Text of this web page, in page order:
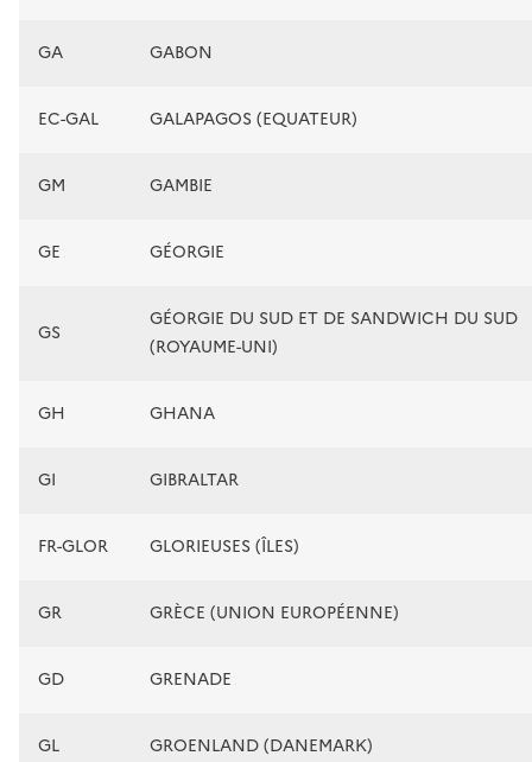
GA GABON
EC-GAL GALAPAGOS (EQUATEUR)
GM GAMBIE
GE GÉORGIE
GS
GÉORGIE DU SUD ET DE SANDWICH DU SUD
(ROYAUME-UNI)
GH GHANA
GI GIBRALTAR
FR-GLOR GLORIEUSES (ÎLES)
GR GRÈCE (UNION EUROPÉENNE)
GD GRENADE
GL GROENLAND (DANEMARK)